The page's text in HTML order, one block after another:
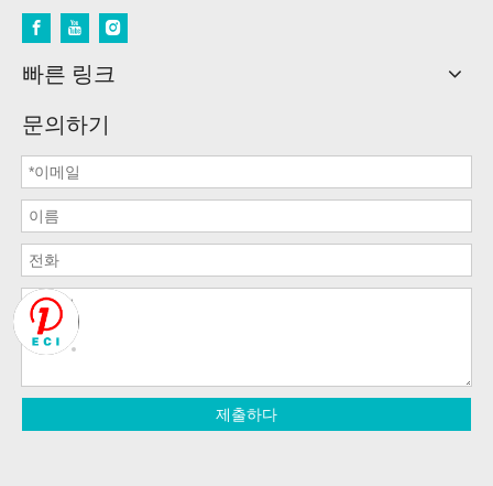
빠른 링크
문의하기
제출하다